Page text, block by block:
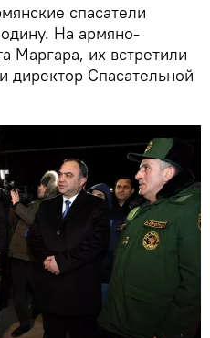
спасатели
На армяно-
Маргара, их встретили
директор Спасательной